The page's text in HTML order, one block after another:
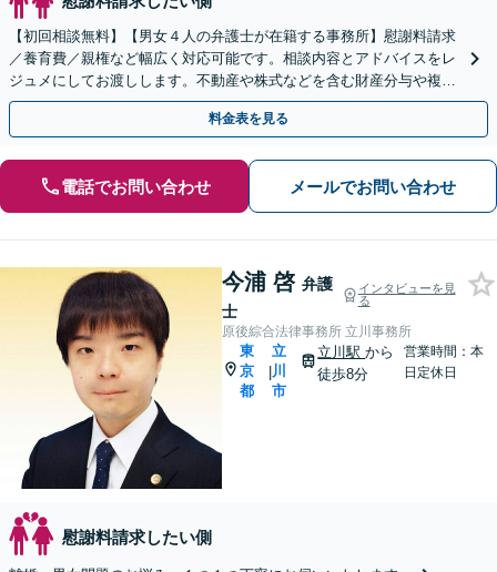
【初回相談無料】【男女４人の弁護士が在籍する事務所】慰謝料請求
／養育費／親権など幅広く対応可能です。相談内容とアドバイスをレ
ジュメにしてお渡しします。不動産や株式などを含む財産分与や複雑
な事案も【立川駅10分】
料金表を見る
電話でお問い合わせ メールでお問い合わせ
今浦 啓 弁護
士
インタビューを見
る
原後綜合法律事務所 立川事務所
東
京
都
|
立
川
市
立川駅から
徒歩8分
営業時間：本
日定休日
慰謝料請求したい側